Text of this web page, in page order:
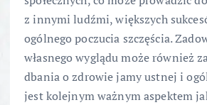
z innymi ludźmi, większych
ogólnego poczucia szczęścia.
własnego wyglądu może również
dbania o zdrowie jamy ustnej i
jest kolejnym ważnym aspektem